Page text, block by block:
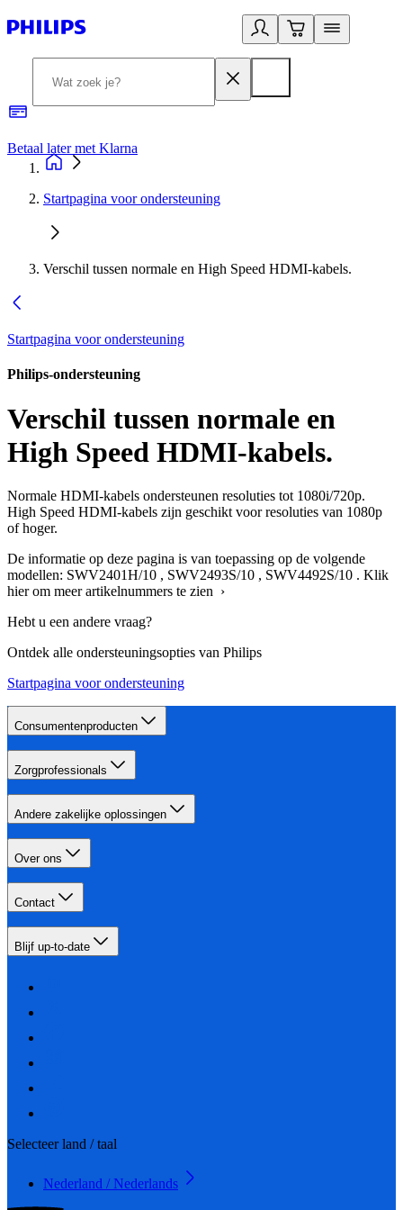
Betaal later met Klarna
Startpagina voor ondersteuning
Verschil tussen normale en High Speed HDMI-kabels.
Startpagina voor ondersteuning
Philips-ondersteuning
Verschil tussen normale en
High Speed HDMI-kabels.
Normale HDMI-kabels ondersteunen resoluties tot 1080i/720p.
High Speed HDMI-kabels zijn geschikt voor resoluties van 1080p
of hoger.
De informatie op deze pagina is van toepassing op de volgende
modellen: SWV2401H/10 , SWV2493S/10 , SWV4492S/10 . Klik
hier om meer artikelnummers te zien ›
Hebt u een andere vraag?
Ontdek alle ondersteuningsopties van Philips
Startpagina voor ondersteuning
Consumentenproducten
Zorgprofessionals
Andere zakelijke oplossingen
Over ons
Contact
Blijf up-to-date
Selecteer land / taal
Nederland / Nederlands